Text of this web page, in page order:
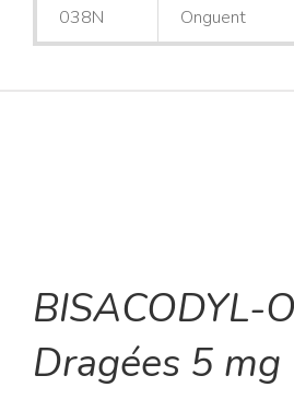
038N Onguent
BISACODYL-
Dragées 5 mg